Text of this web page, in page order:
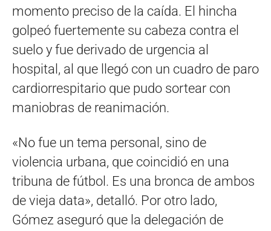
momento preciso de la caída. El hincha
golpeó fuertemente su cabeza contra el
suelo y fue derivado de urgencia al
hospital, al que llegó con un cuadro de paro
cardiorrespitario que pudo sortear con
maniobras de reanimación.
«No fue un tema personal, sino de
violencia urbana, que coincidió en una
tribuna de fútbol. Es una bronca de ambos
de vieja data», detalló. Por otro lado,
Gómez aseguró que la delegación de